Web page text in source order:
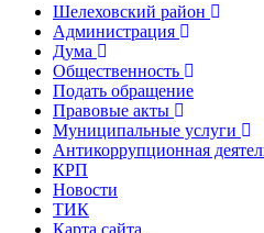
Шелеховский район
Администрация
Дума
Общественность
Подать обращение
Правовые акты
Муниципальные услуги
Антикоррупционная
КРП
Новости
ТИК
Карта сайта